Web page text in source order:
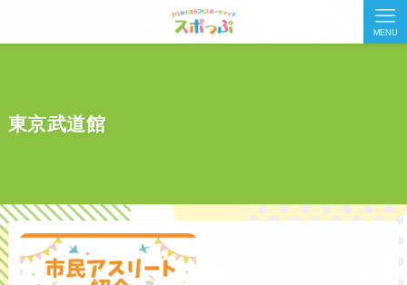
MENU
東京武道館